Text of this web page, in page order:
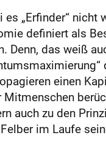
es „Erfinder“
definiert als
Denn, das weiß
einen
Mitmenschen
auch zu den
im Laufe